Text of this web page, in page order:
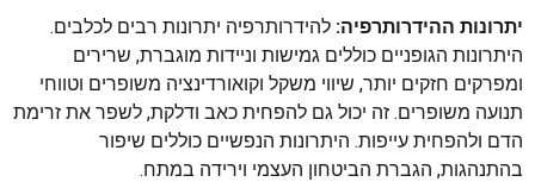
יתרונות ההידרותרפיה: להידרותרפיה יתרונות רבים לכלבים.
היתרונות הגופניים כוללים גמישות וניידות מוגברת, שרירים
ומפרקים חזקים יותר, שיווי משקל וקואורדינציה משופרים וטווחי
תנועה משופרים. זה יכול גם להפחית כאב ודלקת, לשפר את זרימת
הדם ולהפחית עייפות. היתרונות הנפשיים כוללים שיפור
בהתנהגות, הגברת הביטחון העצמי וירידה במתח.